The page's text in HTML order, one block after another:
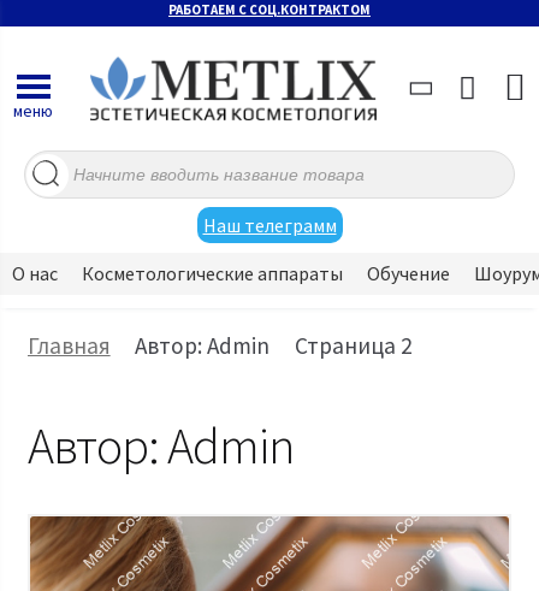
РАБОТАЕМ С СОЦ.КОНТРАКТОМ
Поиск
товаров
Наш телеграмм
меню
О нас Косметологические аппараты Обучение
Главная Автор: Admin Страница 2
Автор:Admin